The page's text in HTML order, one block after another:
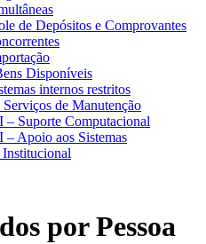
de Depósitos e Comprovantes
Disponíveis
internos restritos
de Manutenção
– Suporte Computacional
– Apoio aos Sistemas
por Pessoa